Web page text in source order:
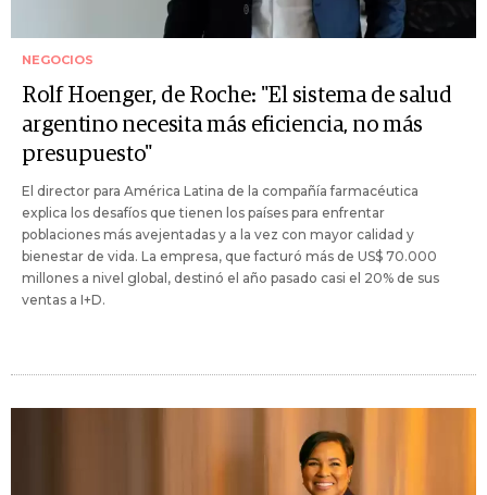
NEGOCIOS
Rolf Hoenger, de Roche: "El sistema de salud
argentino necesita más eficiencia, no más
presupuesto"
El director para América Latina de la compañía farmacéutica
explica los desafíos que tienen los países para enfrentar
poblaciones más avejentadas y a la vez con mayor calidad y
bienestar de vida. La empresa, que facturó más de US$ 70.000
millones a nivel global, destinó el año pasado casi el 20% de sus
ventas a I+D.